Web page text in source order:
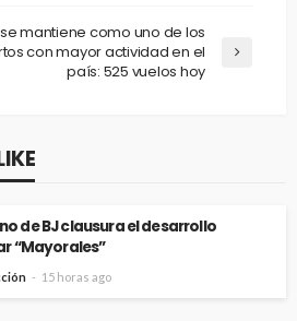
mantiene como uno de los
con mayor actividad en el
país: 525 vuelos hoy
de BJ clausura el desarrollo
“Mayorales”
15 horas ago